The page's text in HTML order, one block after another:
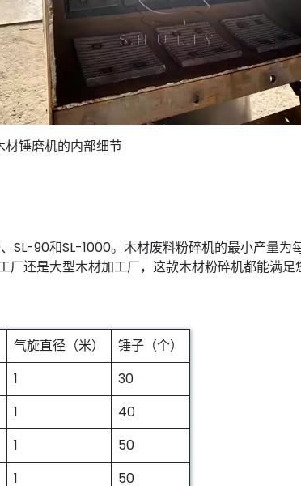
材锤磨机的内部细节
SL-90和SL-1000。木材废料粉碎机的最小产量为
还是大型木材加工厂，这款木材粉碎机都能满足
气旋直径（米）
锤子（个）
1
30
1
40
1
50
1 50